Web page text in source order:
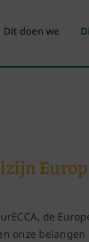
Dit doen we
de
onze